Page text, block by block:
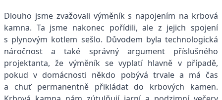
Dlouho jsme zvažovali výměník s napojením na krbová
kamna. Ta jsme nakonec pořídili, ale z jejich spojení
s plynovým kotlem sešlo. Důvodem byla technologická
náročnost a také správný argument příslušného
projektanta, že výměník se vyplatí hlavně v případě,
pokud v domácnosti někdo pobývá trvale a má čas
a chuť permanentně přikládat do krbových kamen.